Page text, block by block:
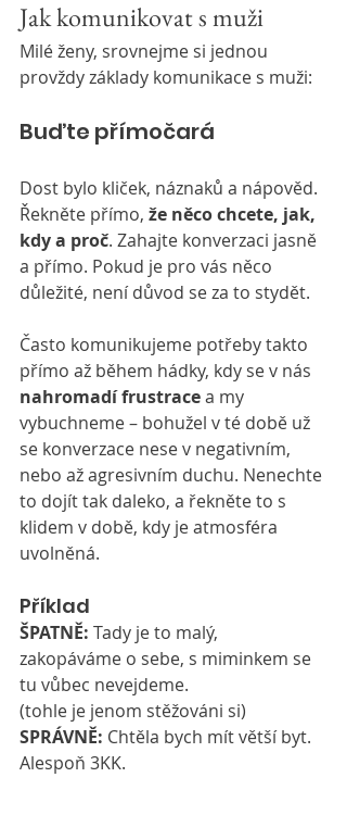
Jak komunikovat s muži
Milé ženy, srovnejme si jednou
provždy základy komunikace s muži:
Buďte přímočará
Dost bylo kliček, náznaků a nápověd.
Řekněte přímo, že něco chcete, jak,
kdy a proč. Zahajte konverzaci jasně
a přímo. Pokud je pro vás něco
důležité, není důvod se za to stydět.
Často komunikujeme potřeby takto
přímo až během hádky, kdy se v nás
nahromadí frustrace a my
vybuchneme – bohužel v té době už
se konverzace nese v negativním,
nebo až agresivním duchu. Nenechte
to dojít tak daleko, a řekněte to s
klidem v době, kdy je atmosféra
uvolněná.
Příklad
ŠPATNĚ: Tady je to malý,
zakopáváme o sebe, s miminkem se
tu vůbec nevejdeme.
(tohle je jenom stěžováni si)
SPRÁVNĚ: Chtěla bych mít větší byt.
Alespoň 3KK.